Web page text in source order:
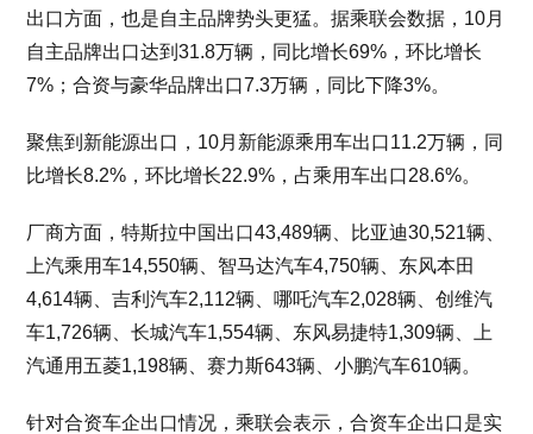
出口方面，也是自主品牌势头更猛。据乘联会数据，10月
自主品牌出口达到31.8万辆，同比增长69%，环比增长
7%；合资与豪华品牌出口7.3万辆，同比下降3%。
聚焦到新能源出口，10月新能源乘用车出口11.2万辆，同
比增长8.2%，环比增长22.9%，占乘用车出口28.6%。
厂商方面，特斯拉中国出口43,489辆、比亚迪30,521辆、
上汽乘用车14,550辆、智马达汽车4,750辆、东风本田
4,614辆、吉利汽车2,112辆、哪吒汽车2,028辆、创维汽
车1,726辆、长城汽车1,554辆、东风易捷特1,309辆、上
汽通用五菱1,198辆、赛力斯643辆、小鹏汽车610辆。
针对合资车企出口情况，乘联会表示，合资车企出口是实